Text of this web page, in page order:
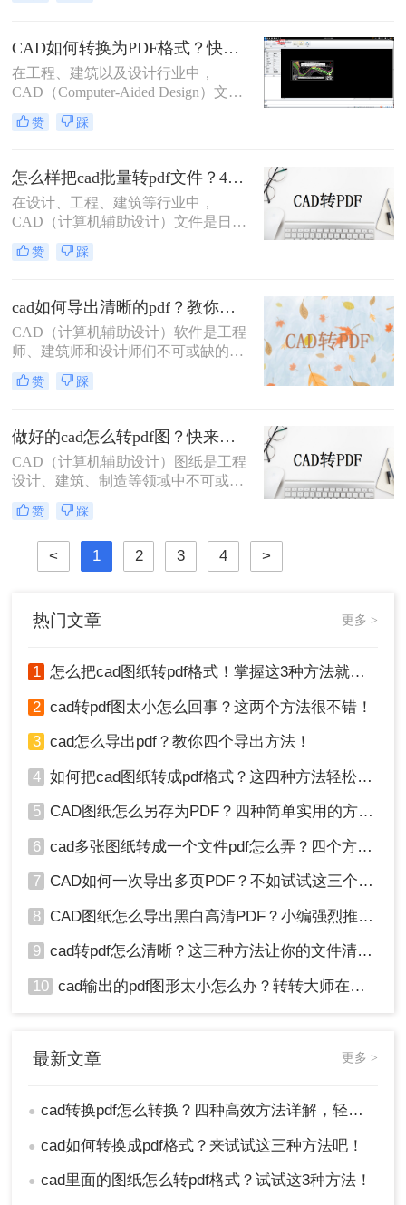
个普遍的问题，那就是线型的变化。
那么cad转pdf线型怎么保持不变呢？
本文将介绍三种方法，帮助您实现
CAD转PDF的过程中线型的完美保
留。
CAD如何转换为PDF格式？快来试试这三种方法吧！
在工程、建筑以及设计行业中，
CAD（Computer-Aided Design）文件
是存储和交流复杂设计信息的标准格
式。然而，PDF（Portable Document
易于分享的特点，在日常工作中也占
据着重要地位。因此，将CAD文件转
换为PDF格式，成为了许多专业人士
的必要技能。那么CAD如何转换为
PDF格式呢？本文将详细介绍几种常
用的CAD转PDF的方法，帮助您掌握
赞 踩
怎么样把cad批量转pdf文件？4种解决方法快来试试吧！
在设计、工程、建筑等行业中，
CAD（计算机辅助设计）文件是日常
工作中不可或缺的一部分。然而，为
了便于分享、打印或存档，经常需要
么样把cad批量转pdf文件呢？本文将
详细介绍几种将CAD文件批量转换为
PDF文件的方法，帮助用户高效完成
这一任务。
赞 踩
cad如何导出清晰的pdf？教你二个实用方法！
​CAD（计算机辅助设计）软件是工程
师、建筑师和设计师们不可或缺的工
具，而PDF（可移植文档格式）文件
则因其跨平台兼容性和内容稳定性，
择。将CAD图纸导出为清晰的PDF文
件，对于确保设计细节的准确传达和
在不同设备间的顺畅分享至关重要。
那么cad如何导出清晰的pdf呢？以下
将详细介绍几种将CAD文件导出为清
晰PDF的方法。
赞 踩
做好的cad怎么转pdf图？快来看看这三种方法！
CAD（计算机辅助设计）图纸是工程
设计、建筑、制造等领域中不可或缺
的重要文件。为了更方便地分享、查
看和打印这些图纸，许多用户会选择
将其转换为PDF（可移植文档格式）
图。那么做好的cad怎么转pdf图呢？
下面将详细介绍几种将CAD图纸转换
赞 踩
< 1 2 3 4 >
热门文章 更多 >
1 怎么把cad图纸转pdf格式！掌握这3种方法就可以
2 cad转pdf图太小怎么回事？这两个方法很不错！
3 cad怎么导出pdf？教你四个导出方法！
4 如何把cad图纸转成pdf格式？这四种方法轻松转换！
5 CAD图纸怎么另存为PDF？四种简单实用的方法推荐
6 cad多张图纸转成一个文件pdf怎么弄？四个方法帮你搞定！
7 CAD如何一次导出多页PDF？不如试试这三个方法！
8 CAD图纸怎么导出黑白高清PDF？小编强烈推荐这三种方法！
9 cad转pdf怎么清晰？这三种方法让你的文件清晰无比！
10 cad输出的pdf图形太小怎么办？转转大师在线搞定
最新文章 更多 >
● cad转换pdf怎么转换？四种高效方法详解，轻松搞定格式转换！
● cad如何转换成pdf格式？来试试这三种方法吧！
● cad里面的图纸怎么转pdf格式？试试这3种方法！